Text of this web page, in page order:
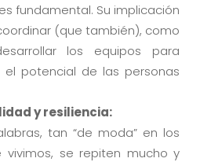
fundamental. Su implicación
(que también), como
los equipos para
potencial de las personas
y resiliencia:
tan “de moda” en los
vivimos, se repiten mucho y